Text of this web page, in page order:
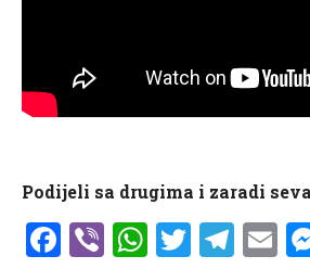
Podijeli sa drugima i zaradi
Facebook
ViberWhatsApp
Twitter